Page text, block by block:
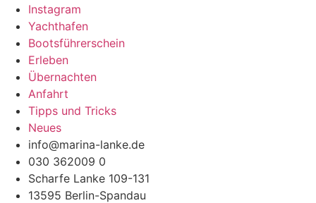
Instagram
Yachthafen
Bootsführerschein
Erleben
Übernachten
Anfahrt
Tipps und Tricks
Neues
info@marina-lanke.de
030 362009 0
Scharfe Lanke 109-131
13595 Berlin-Spandau